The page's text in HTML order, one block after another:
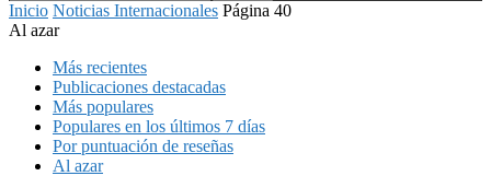
Inicio Noticias Internacionales Página 40
Al azar
Más recientes
Publicaciones destacadas
Más populares
Populares en los últimos 7 días
Por puntuación de reseñas
Al azar